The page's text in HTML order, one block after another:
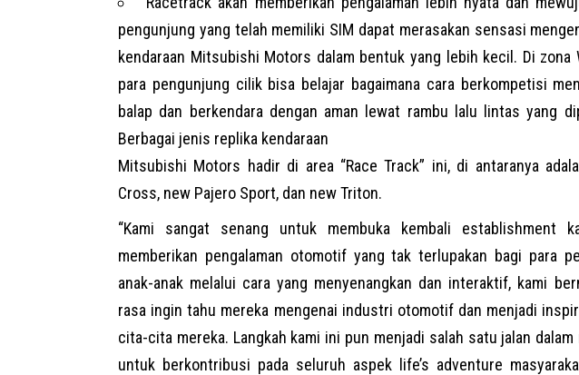
pengunjung yang telah memiliki SIM dapat merasakan sensasi
kendaraan Mitsubishi Motors dalam bentuk yang lebih kecil. Di zona
para pengunjung cilik bisa belajar bagaimana cara berkompetisi
balap dan berkendara dengan aman lewat rambu lalu lintas yang
Berbagai jenis replika kendaraan
Mitsubishi Motors hadir di area “Race Track” ini, di antaranya
Cross, new Pajero Sport, dan new Triton.
“Kami sangat senang untuk membuka kembali establishment
memberikan pengalaman otomotif yang tak terlupakan bagi para
anak-anak melalui cara yang menyenangkan dan interaktif, kami
rasa ingin tahu mereka mengenai industri otomotif dan menjadi
cita-cita mereka. Langkah kami ini pun menjadi salah satu jalan
untuk berkontribusi pada seluruh aspek life’s adventure